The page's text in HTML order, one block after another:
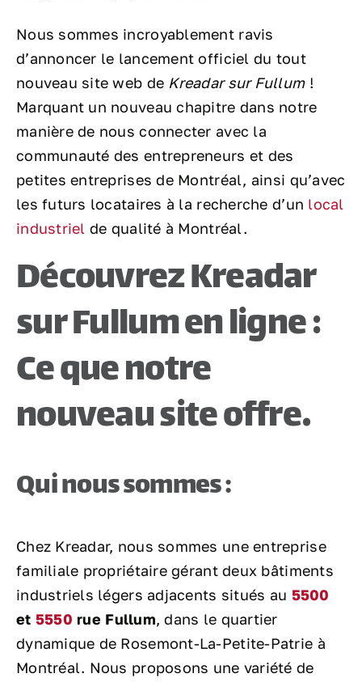
Nous sommes incroyablement ravis
d’annoncer le lancement officiel du tout
nouveau site web de Kreadar sur Fullum!
Marquant un nouveau chapitre dans notre
manière de nous connecter avec la
communauté des entrepreneurs et des
petites entreprises de Montréal, ainsi qu’avec
les futurs locataires à la recherche d’un local
industriel de qualité à Montréal.
Découvrez Kreadar
sur Fullum en ligne :
Ce que notre
nouveau site offre.
Qui nous sommes :
Chez Kreadar, nous sommes une entreprise
familiale propriétaire gérant deux bâtiments
industriels légers adjacents situés au 5500
et 5550 rue Fullum, dans le quartier
dynamique de Rosemont-La-Petite-Patrie à
Montréal. Nous proposons une variété de